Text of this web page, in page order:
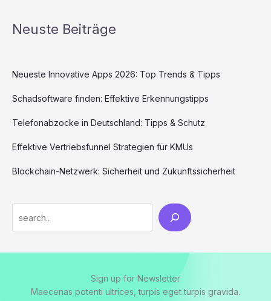
Neuste Beiträge
Neueste Innovative Apps 2026: Top Trends & Tipps
Schadsoftware finden: Effektive Erkennungstipps
Telefonabzocke in Deutschland: Tipps & Schutz
Effektive Vertriebsfunnel Strategien für KMUs
Blockchain-Netzwerk: Sicherheit und Zukunftssicherheit
Sign up for Newsletter
Maecenas potenti ultrices, turpis eget turpis gravida.